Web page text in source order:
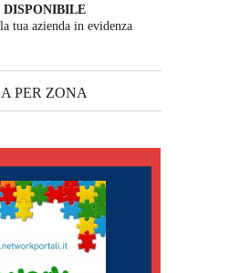
DISPONIBILE
tua azienda in evidenza
PER ZONA